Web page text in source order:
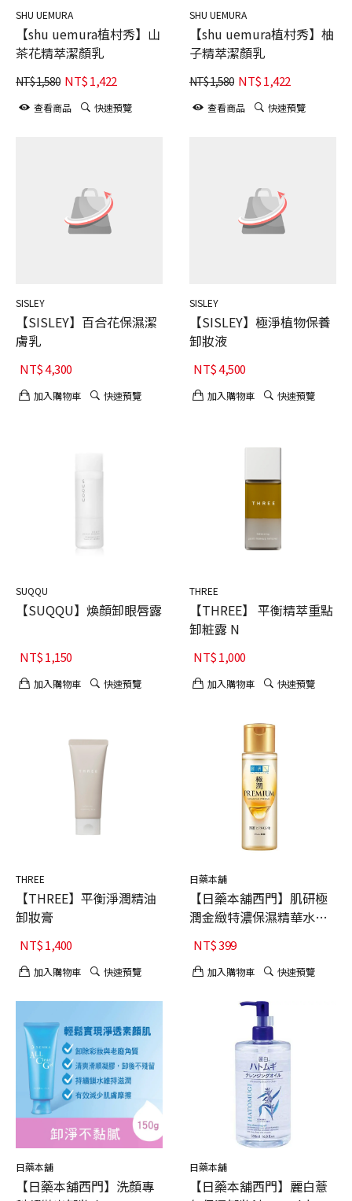
SHU UEMURA
【shu uemura植村秀】山
茶花精萃潔顏乳
NT$1,580 NT$1,422
查看商品 快速預覽
SHU UEMURA
【shu uemura植村秀】柚
子精萃潔顏乳
NT$1,580 NT$1,422
查看商品 快速預覽
SISLEY
【SISLEY】百合花保濕潔
膚乳
NT$4,300
加入購物車 快速預覽
SISLEY
【SISLEY】極淨植物保養
卸妝液
NT$4,500
加入購物車 快速預覽
SUQQU
【SUQQU】煥顏卸眼唇露
NT$1,150
加入購物車 快速預覽
THREE
【THREE】 平衡精萃重點
卸粧露 N
NT$1,000
加入購物車 快速預覽
THREE
【THREE】平衡淨潤精油
卸妝膏
NT$1,400
加入購物車 快速預覽
日藥本舖
【日藥本舖西門】肌研極
潤金緻特濃保濕精華水
170ml $399
NT$399
加入購物車 快速預覽
日藥本舖
【日藥本舖西門】洗顏專
日藥本舖
【日藥本舖西門】麗白薏